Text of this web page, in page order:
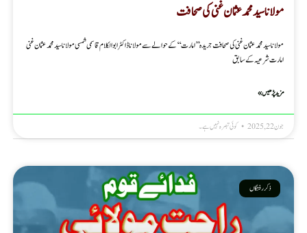
مولانا سید محمد عثمان غنی کی صحافت
مولانا سید محمد عثمان غنی کی صحافت جریدہ ’’امارت‘‘ کے حوالے سے مولانا ڈاکٹر ابوالکلام قاسمی شمسی مولانا سیدمحمد عثمان غنی
امارت شرعیہ کے سابق
مزید پڑھیں »
جون 22, 2025 کوئی تبصرہ نہیں ہے۔
ذکر رفتگاں